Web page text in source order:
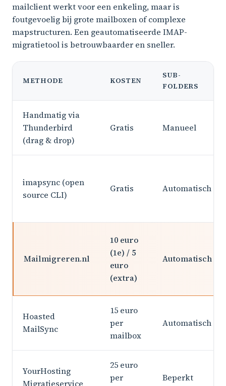
mailclient werkt voor een enkeling, maar is
foutgevoelig bij grote mailboxen of complexe
mapstructuren. Een geautomatiseerde IMAP-
migratietool is betrouwbaarder en sneller.
METHODE KOSTEN
SUB-
FOLDERS
Handmatig via
Thunderbird
(drag & drop)
Gratis Manueel
imapsync (open
source CLI)
Gratis Automatisch
Mailmigreren.nl
10 euro
(1e) / 5
euro
(extra)
Automatisch
Hoasted
MailSync
15 euro
per
mailbox
Automatisch
YourHosting
Migratieservice
25 euro
per
Beperkt